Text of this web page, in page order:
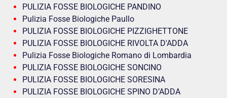
PULIZIA FOSSE BIOLOGICHE PANDINO
Pulizia Fosse Biologiche Paullo
PULIZIA FOSSE BIOLOGICHE PIZZIGHETTONE
PULIZIA FOSSE BIOLOGICHE RIVOLTA D'ADDA
Pulizia Fosse Biologiche Romano di Lombardia
PULIZIA FOSSE BIOLOGICHE SONCINO
PULIZIA FOSSE BIOLOGICHE SORESINA
PULIZIA FOSSE BIOLOGICHE SPINO D’ADDA